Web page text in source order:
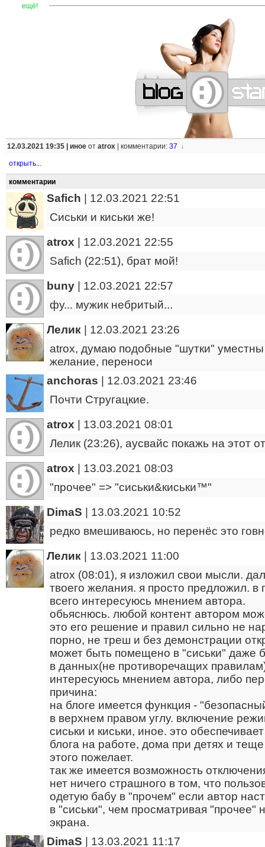
ещё! ——————————————————————
12.03.2021 19:35 | иное от atrox комментарии: 37 ↓
открыть...
комментарии
Safich
12.03.2021 22:51
Сиськи и киськи же!
atrox
12.03.2021 22:55
Safich (22:51), брат мой!
buny
12.03.2021 22:57
фу... мужик небритый...
Лелик
12.03.2021 23:26
atrox, думаю подобные "шутки" уместны
желание, переноси
anchoras
12.03.2021 23:46
Почти Стругацкие.
atrox
13.03.2021 08:01
Лелик (23:26), аусвайс покажь на этот
atrox
13.03.2021 08:03
"прочее" => "сиськи&киськи™"
DimaS
13.03.2021 10:52
редко вмешиваюсь, но перенёс это
Лелик
13.03.2021 11:00
atrox (08:01), я изложил свои мысли.
твоего желания. я просто предложил.
всего интересуюсь мнением автора.
обьяснюсь. любой контент автором
это его решение и правил сильно не
порно, не треш и без демонстрации
может быть помещено в "сиськи" даже
в данных(не противоречащих
интересуюсь мнением автора, либо
причина:
на блоге имеется функция -
в верхнем правом углу. включение
сиськи и киськи, иное. это
блога на работе, дома при детях и
этого пожелает.
так же имеется возможность
нет ничего страшного в том, что
одетую бабу в "прочем" если автор
в "сиськи", чем просматривая "прочее"
экрана.
DimaS
13.03.2021 11:17